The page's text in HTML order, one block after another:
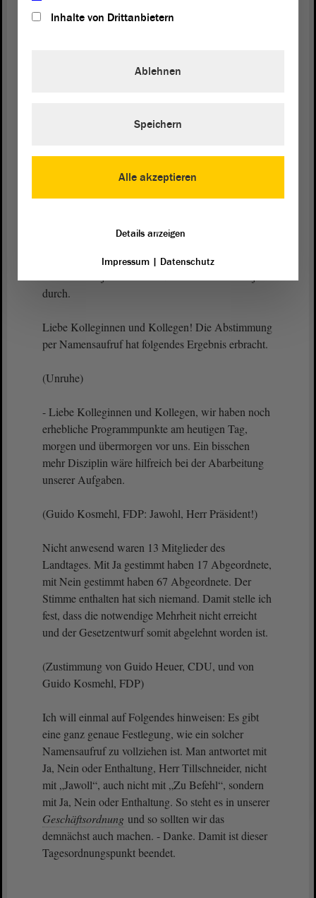
Nein.
Vizepräsident Wulf Gallert:
Detlef Gürth (CDU):
durch.
Liebe Kolleginnen und Kollegen! Die Abstimmung
per Namensaufruf hat folgendes Ergebnis erbracht.
(Unruhe)
- Liebe Kolleginnen und Kollegen, wir haben noch
erhebliche Programmpunkte am heutigen Tag,
morgen und übermorgen vor uns. Ein bisschen
mehr Disziplin wäre hilfreich bei der Abarbeitung
unserer Aufgaben.
(Guido Kosmehl, FDP: Jawohl, Herr Präsident!)
Nicht anwesend waren 13 Mitglieder des
Landtages. Mit Ja gestimmt haben 17 Abgeordnete,
mit Nein gestimmt haben 67 Abgeordnete. Der
Stimme enthalten hat sich niemand. Damit stelle ich
fest, dass die notwendige Mehrheit nicht erreicht
und der Gesetzentwurf somit abgelehnt worden ist.
(Zustimmung von Guido Heuer, CDU, und von
Guido Kosmehl, FDP)
Ich will einmal auf Folgendes hinweisen: Es gibt
eine ganz genaue Festlegung, wie ein solcher
Namensaufruf zu vollziehen ist. Man antwortet mit
Ja, Nein oder Enthaltung, Herr Tillschneider, nicht
mit „Jawoll“, auch nicht mit „Zu Befehl“, sondern
mit Ja, Nein oder Enthaltung. So steht es in unserer
Geschäftsordnung und so sollten wir das
demnächst auch machen. - Danke. Damit ist dieser
Tagesordnungspunkt beendet.
Inhalte von Drittanbietern
Alle akzeptieren
Ablehnen
Speichern
Details anzeigen
Impressum| Datenschutz